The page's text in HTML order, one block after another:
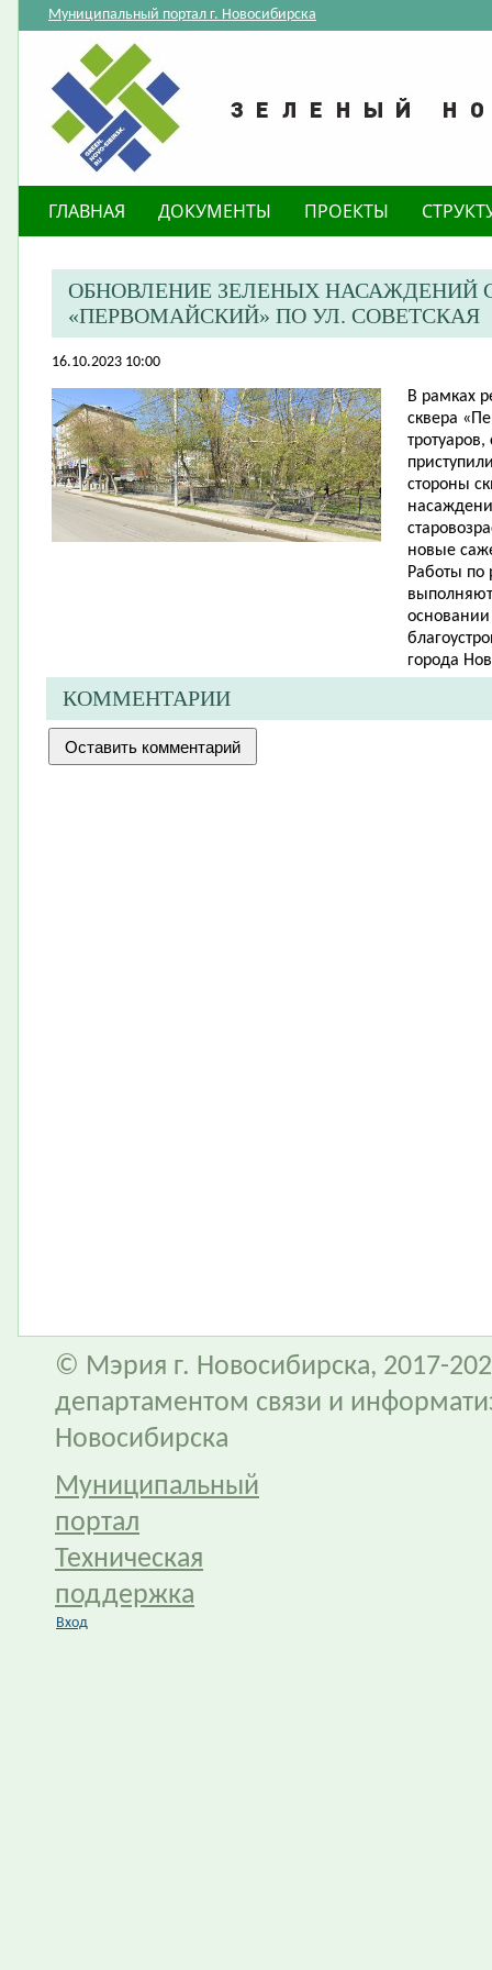
Муниципальный портал г. Новосибирска
ГЛАВНАЯ ДОКУМЕНТЫ ПРОЕКТЫ
ОБНОВЛЕНИЕ ЗЕЛЕНЫХ НАСАЖДЕНИЙ
«ПЕРВОМАЙСКИЙ» ПО УЛ. СОВЕТСКАЯ
16.10.2023 10:00
​В рамках
сквера
стороны
новые
Работы по
города
КОММЕНТАРИИ
© Мэрия г. Новосибирска, 2017-
департаментом связи и
Новосибирска
Муниципальный
портал
Техническая
поддержка
Вход